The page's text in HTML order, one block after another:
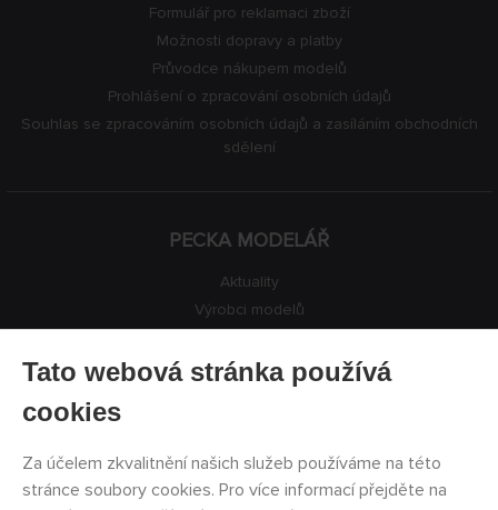
Formulář pro reklamaci zboží
Možnosti dopravy a platby
Průvodce nákupem modelů
Prohlášení o zpracování osobních údajů
Souhlas se zpracováním osobních údajů a zasíláním obchodních
sdělení
PECKA MODELÁŘ
Aktuality
Výrobci modelů
Kontakty
Tato webová stránka používá
cookies
Za účelem zkvalitnění našich služeb používáme na této
stránce soubory cookies. Pro více informací přejděte na